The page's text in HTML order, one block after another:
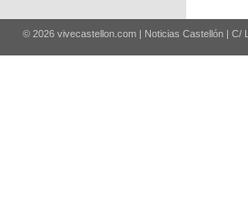
© 2026 vivecastellon.com | Noticias Castellón | C/